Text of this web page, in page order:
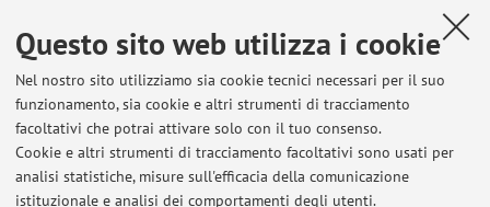
Questo sito web utilizza i cookie
Nel nostro sito utilizziamo sia cookie tecnici necessari per il suo
funzionamento, sia cookie e altri strumenti di tracciamento
facoltativi che potrai attivare solo con il tuo consenso.
Cookie e altri strumenti di tracciamento facoltativi sono usati per
analisi statistiche, misure sull'efficacia della comunicazione
istituzionale e analisi dei comportamenti degli utenti.
Hamiltonian Methods for Non Linear Control
The LHMNLC is a triennial IFAC workshop, initiated in
2000 and focused on the modelling and control of
complex dynamical systems exploiting the Lagrangian
and Hamiltonian intrinsic properties. This 4th edition was
held in August 2021 at the Residential Center of the